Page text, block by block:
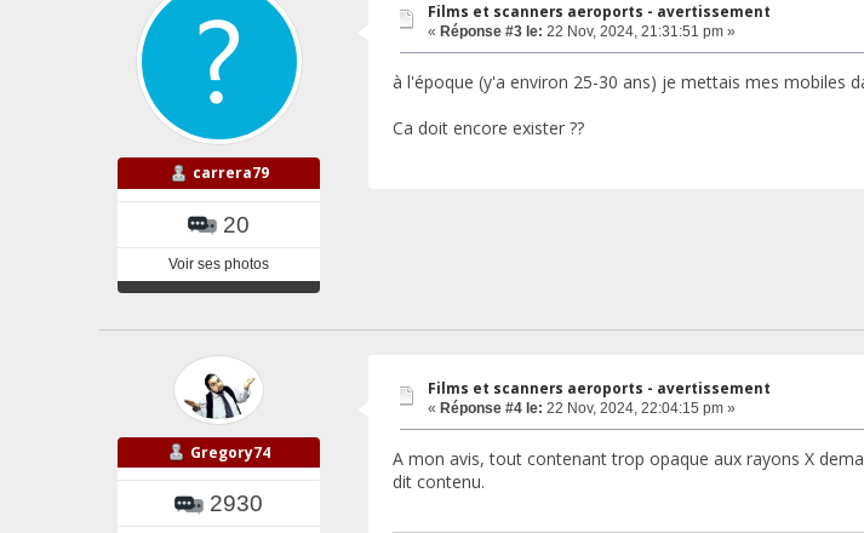
carrera79
20
Voir ses photos
Films et scanners aeroports - avertissement
« Réponse #3 le: 22 Nov, 2024, 21:31:51 pm »
à l'époque (y'a environ 25-30 ans) je mettais mes mobiles
Ca doit encore exister ??
Gregory74
2930
Films et scanners aeroports - avertissement
« Réponse #4 le: 22 Nov, 2024, 22:04:15 pm »
A mon avis, tout contenant trop opaque aux rayons X
dit contenu.